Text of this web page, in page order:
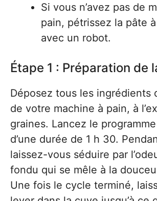
Si vous n’avez pas de
pain, pétrissez la pâte
avec un robot.
Étape 1 : Préparation de
Déposez tous les ingrédients
de votre machine à pain, à
graines. Lancez le
d’une durée de 1 h 30.
laissez-vous séduire par
fondu qui se mêle à la
Une fois le cycle terminé,